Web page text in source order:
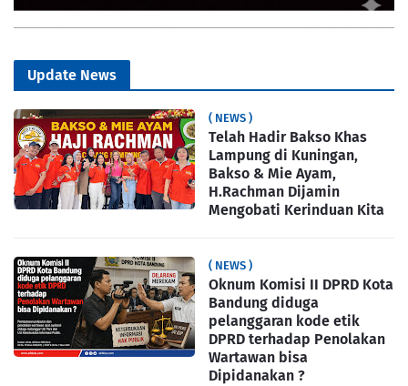
Update News
( NEWS )
Telah Hadir Bakso Khas
Lampung di Kuningan,
Bakso & Mie Ayam,
H.Rachman Dijamin
Mengobati Kerinduan Kita
( NEWS )
Oknum Komisi II DPRD Kota
Bandung diduga
pelanggaran kode etik
DPRD terhadap Penolakan
Wartawan bisa
Dipidanakan ?